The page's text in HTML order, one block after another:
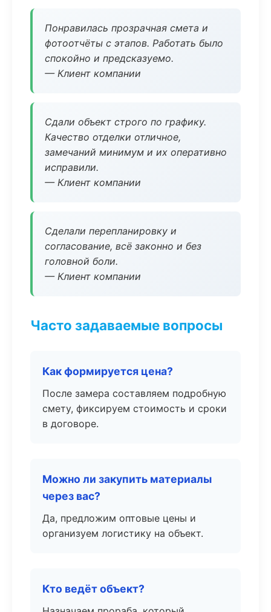
Понравилась прозрачная смета и
фотоотчёты с этапов. Работать было
спокойно и предсказуемо.
— Клиент компании
Сдали объект строго по графику.
Качество отделки отличное,
замечаний минимум и их оперативно
исправили.
— Клиент компании
Сделали перепланировку и
согласование, всё законно и без
головной боли.
— Клиент компании
Часто задаваемые вопросы
Как формируется цена?
После замера составляем подробную
смету, фиксируем стоимость и сроки
в договоре.
Можно ли закупить материалы
через вас?
Да, предложим оптовые цены и
организуем логистику на объект.
Кто ведёт объект?